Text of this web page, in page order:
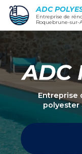
Aller
contenu
principal
ADC
Entreprise de rénovation de piscine en polyester à
Roquebrune-sur-
Entreprise
polyester